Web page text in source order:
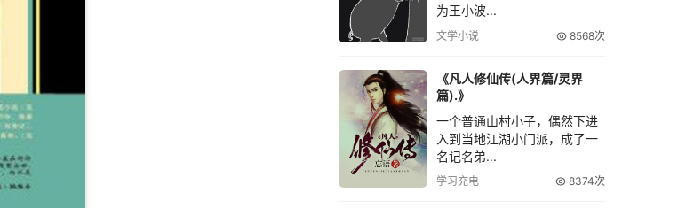
为王小波...
文学小说 8568次
《凡人修仙传(人界篇/灵界
篇).》
一个普通山村小子，偶然下进
入到当地江湖小门派，成了一
名记名弟...
学习充电 8374次